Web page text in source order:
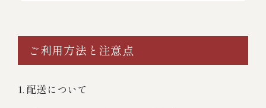
ご利用方法と注意点
1. 配送について